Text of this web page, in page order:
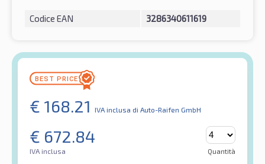
Codice EAN 3286340611619
€ 168.21 IVA inclusa di Auto-Raifen GmbH
€ 672.84
IVA inclusa Quantità